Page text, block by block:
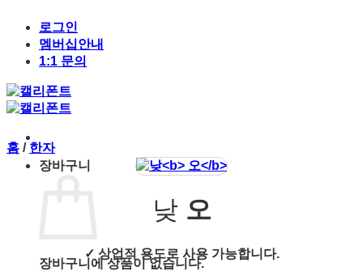
content
로그인
멤버십안내
1:1 문의
장바구니
장바구니에 상품이 없습니다.
홈 / 한자
낮오
✓ 상업적 용도로 사용 가능합니다.